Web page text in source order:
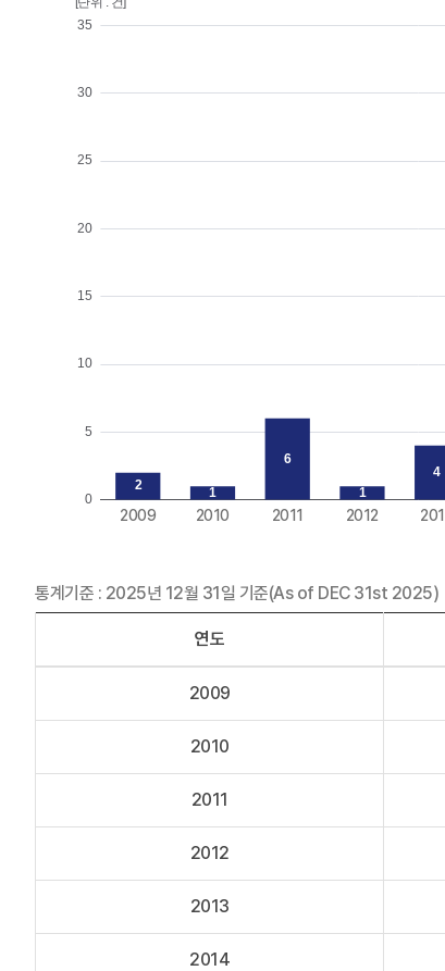
통계기준 : 2025년 12월 31일 기준(As of DEC 31st 2025)
연도
2009
2010
2011
2012
2013
2014